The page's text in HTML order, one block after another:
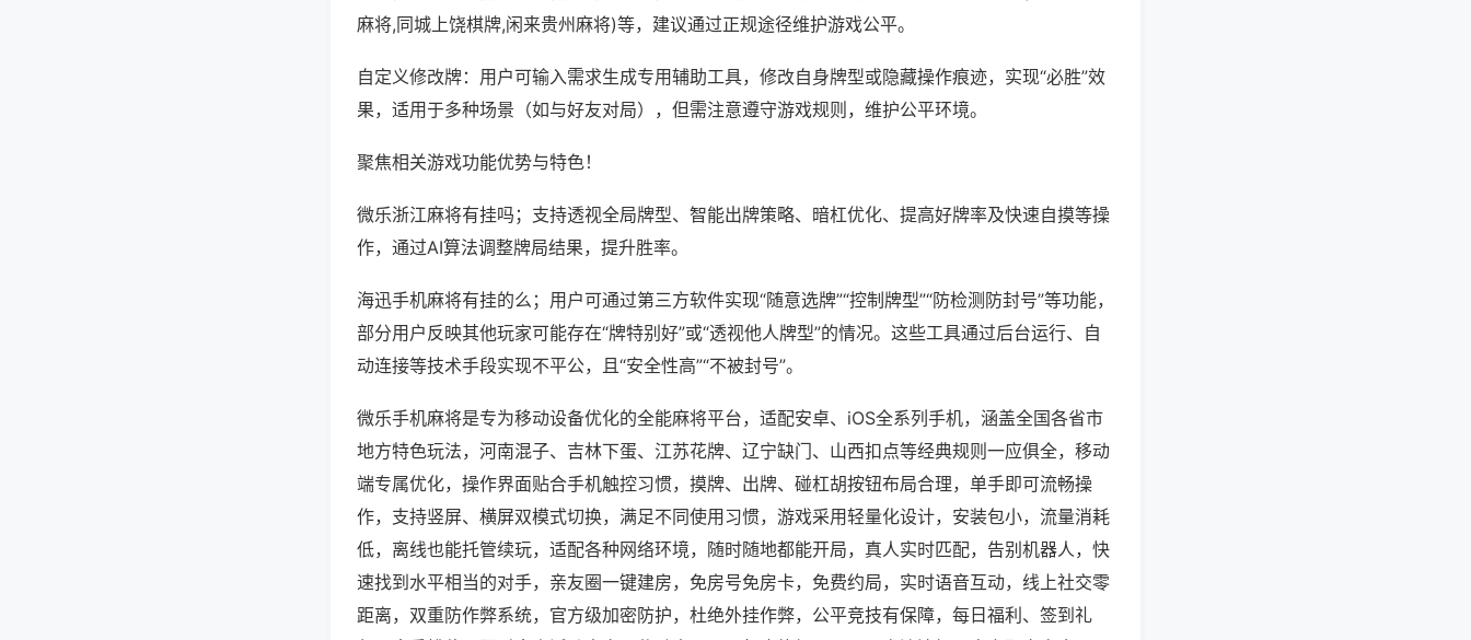
麻将,同城上饶棋牌,闲来贵州麻将)等，建议通过正规途径维护游戏公平。
自定义修改牌：用户可输入需求生成专用辅助工具，修改自身牌型或隐藏操作痕迹，实现“必胜”效
果，适用于多种场景（如与好友对局），但需注意遵守游戏规则，维护公平环境。
聚焦相关游戏功能优势与特色！
微乐浙江麻将有挂吗；支持透视全局牌型、智能出牌策略、暗杠优化、提高好牌率及快速自摸等操
作，通过AI算法调整牌局结果，提升胜率。
海迅手机麻将有挂的么；用户可通过第三方软件实现“随意选牌”“控制牌型”“防检测防封号”等功能，
部分用户反映其他玩家可能存在“牌特别好”或“透视他人牌型”的情况。这些工具通过后台运行、自
动连接等技术手段实现不平公，且“安全性高”“不被封号”。
微乐手机麻将是专为移动设备优化的全能麻将平台，适配安卓、iOS全系列手机，涵盖全国各省市
地方特色玩法，河南混子、吉林下蛋、江苏花牌、辽宁缺门、山西扣点等经典规则一应俱全，移动
端专属优化，操作界面贴合手机触控习惯，摸牌、出牌、碰杠胡按钮布局合理，单手即可流畅操
作，支持竖屏、横屏双模式切换，满足不同使用习惯，游戏采用轻量化设计，安装包小，流量消耗
低，离线也能托管续玩，适配各种网络环境，随时随地都能开局，真人实时匹配，告别机器人，快
速找到水平相当的对手，亲友圈一键建房，免房号免房卡，免费约局，实时语音互动，线上社交零
距离，双重防作弊系统，官方级加密防护，杜绝外挂作弊，公平竞技有保障，每日福利、签到礼